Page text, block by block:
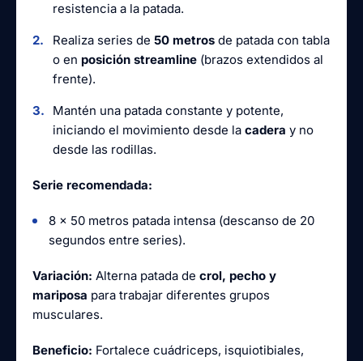
resistencia a la patada.
Realiza series de 50 metros de patada con tabla
o en posición streamline (brazos extendidos al
frente).
Mantén una patada constante y potente,
iniciando el movimiento desde la cadera y no
desde las rodillas.
Serie recomendada:
8 x 50 metros patada intensa (descanso de 20
segundos entre series).
Variación: Alterna patada de crol, pecho y
mariposa para trabajar diferentes grupos
musculares.
Beneficio: Fortalece cuádriceps, isquiotibiales,